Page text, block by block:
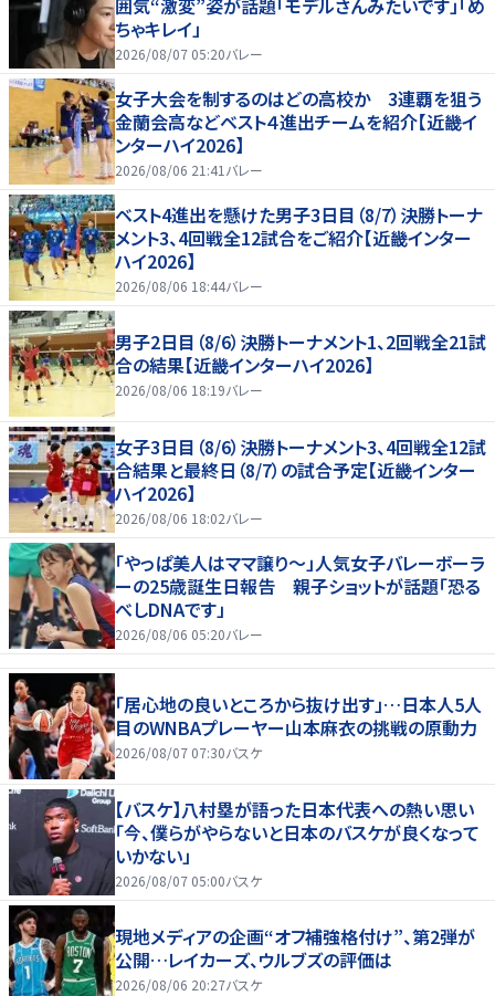
ちゃキレイ」
2026/08/07 05:20バレー
女子大会を制するのはどの高校か 3連覇を狙う
金蘭会高などベスト４進出チームを紹介【近畿イ
ンターハイ2026】
2026/08/06 21:41 バレー
ベスト4進出を懸けた男子3日目（8/7）決勝トーナ
メント3、4回戦全12試合をご紹介【近畿インター
ハイ2026】
2026/08/06 18:44バレー
男子2日目（8/6）決勝トーナメント1、2回戦全21試
合の結果【近畿インターハイ2026】
2026/08/06 18:19バレー
女子3日目（8/6）決勝トーナメント3、4回戦全12試
合結果と最終日（8/7）の試合予定【近畿インター
ハイ2026】
2026/08/06 18:02バレー
「やっぱ美人はママ譲り～」人気女子バレーボーラ
ーの25歳誕生日報告 親子ショットが話題「恐る
べしDNAです」
2026/08/06 05:20バレー
「居心地の良いところから抜け出す」…日本人5人
目のWNBAプレーヤー山本麻衣の挑戦の原動力
2026/08/07 07:30バスケ
【バスケ】八村塁が語った日本代表への熱い思い
「今、僕らがやらないと日本のバスケが良くなって
いかない」
2026/08/07 05:00バスケ
現地メディアの企画“オフ補強格付け”、第2弾が
公開…レイカーズ、ウルブズの評価は
2026/08/06 20:27バスケ